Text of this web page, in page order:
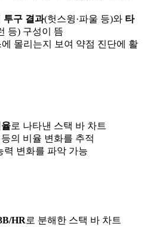
투구 결과(헛스윙·파울 등)와 타
등) 구성이 뜸
몰리는지 보여 약점 진단에 활
로 나타낸 스택 바 차트
의 비율 변화를 추적
력 변화를 파악 가능
HR로 분해한 스택 바 차트